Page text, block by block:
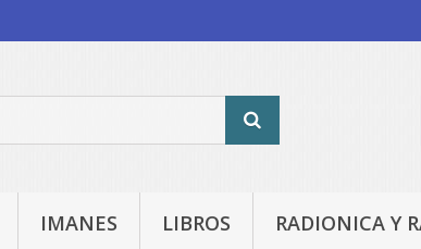
IMANES LIBROS RADIONICA Y